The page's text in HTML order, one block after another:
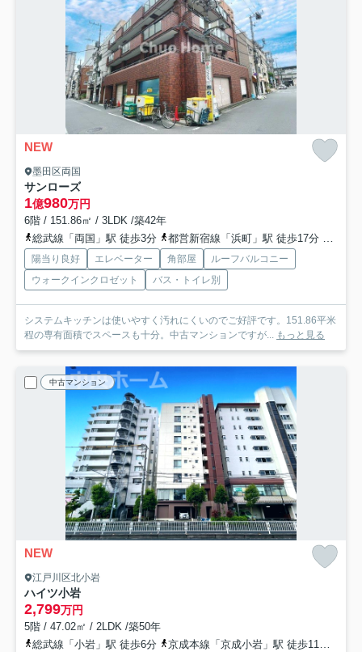
NEW
墨田区両国
サンローズ
1億980万円
6階 / 151.86㎡ / 3LDK /築42年
総武線「両国」駅 徒歩3分
都営新宿線「浜町」駅 徒歩17分 都営
陽当り良好 エレベーター 角部屋
ルーフバルコニー
ウォークインクロゼット
バス・トイレ別
システムキッチンは使いやすく汚れにくいのでご好評です。151.86平米
程の専有面積でスペースも十分。中古マンションですが... もっと見る
中古マンション
NEW
江戸川区北小岩
ハイツ小岩
2,799万円
5階 / 47.02㎡ / 2LDK /築50年
総武線「小岩」駅 徒歩6分
京成本線「京成小岩」駅 徒歩11分